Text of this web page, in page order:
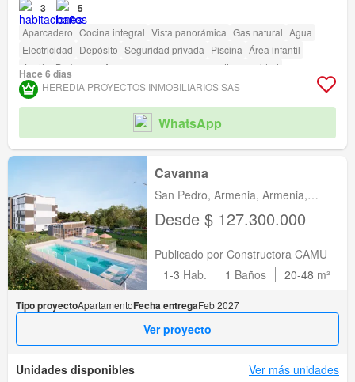
3 5
Aparcadero Cocina integral Vista panorámica Gas natural Agua
Electricidad Depósito Seguridad privada Piscina Área infantil
Jardín
Barbecue Acceso para personas con discapacidad
Hace 6 días
HEREDIA PROYECTOS INMOBILIARIOS SAS
WhatsApp
Cavanna
San Pedro, Armenia, Armenia,
Quindio
Desde $ 127.300.000
Publicado por Constructora CAMU
1-3 Hab. 1 Baños 20-48 m²
Tipo proyectoApartamentoFecha entregaFeb 2027
Ver proyecto
Unidades disponibles Ver más unidades